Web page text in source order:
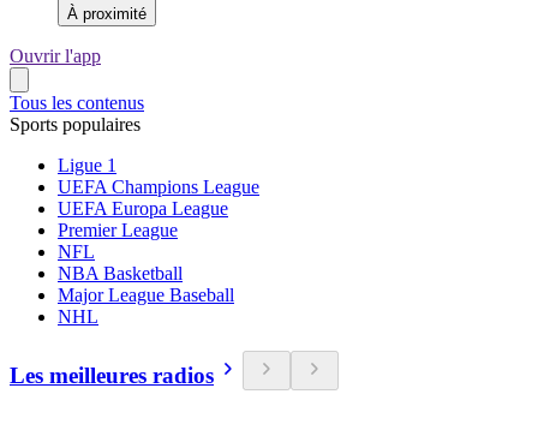
À proximité
Ouvrir l'app
Tous les contenus
Sports populaires
Ligue 1
UEFA Champions League
UEFA Europa League
Premier League
NFL
NBA Basketball
Major League Baseball
NHL
Les meilleures radios